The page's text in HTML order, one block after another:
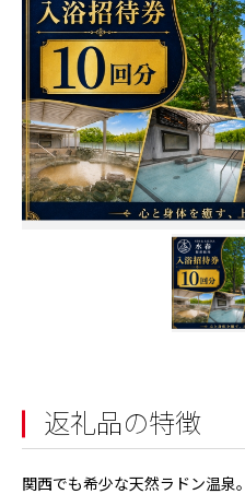
返礼品の特徴
関西でも希少な天然ラドン温泉。